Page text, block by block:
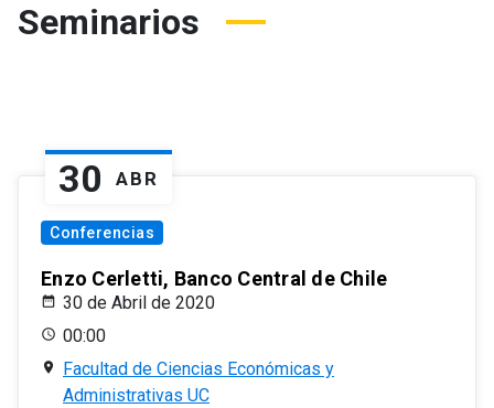
Seminarios
30 ABR
Conferencias
Enzo Cerletti, Banco Central de Chile
30 de Abril de 2020
00:00
Facultad de Ciencias Económicas y
Administrativas UC